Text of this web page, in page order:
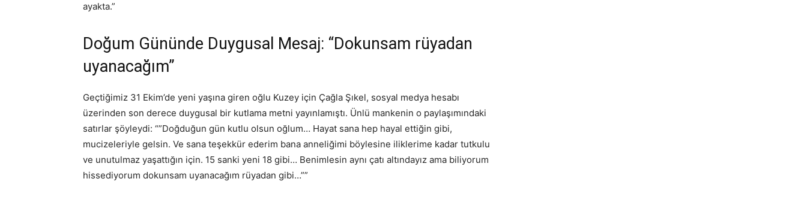
ayakta.”
Doğum Gününde Duygusal Mesaj: “Dokunsam rüyadan
uyanacağım”
Geçtiğimiz 31 Ekim’de yeni yaşına giren oğlu Kuzey için Çağla Şıkel, sosyal medya hesabı
üzerinden son derece duygusal bir kutlama metni yayınlamıştı. Ünlü mankenin o paylaşımındaki
satırlar şöyleydi: “”Doğduğun gün kutlu olsun oğlum… Hayat sana hep hayal ettiğin gibi,
mucizeleriyle gelsin. Ve sana teşekkür ederim bana anneliğimi böylesine iliklerime kadar tutkulu
ve unutulmaz yaşattığın için. 15 sanki yeni 18 gibi… Benimlesin aynı çatı altındayız ama biliyorum
hissediyorum dokunsam uyanacağım rüyadan gibi…””